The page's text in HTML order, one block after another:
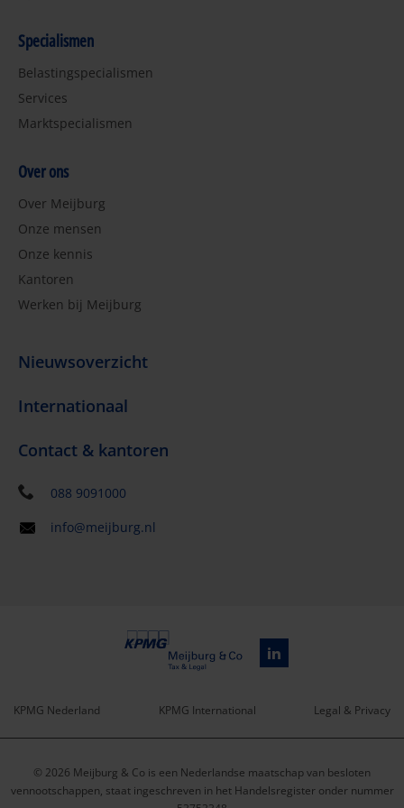
Specialismen
Belastingspecialismen
Services
Marktspecialismen
Over ons
Over Meijburg
Onze mensen
Onze kennis
Kantoren
Werken bij Meijburg
Nieuwsoverzicht
Internationaal
Contact & kantoren
088 9091000
info@meijburg.nl
Service
menu
KPMG Nederland KPMG International Legal & Privacy
© 2026 Meijburg & Co is een Nederlandse maatschap van besloten
vennootschappen, staat ingeschreven in het Handelsregister onder nummer